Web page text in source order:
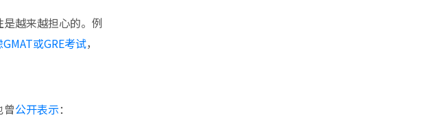
越来越担心的。例
或GRE考试，
公开表示：